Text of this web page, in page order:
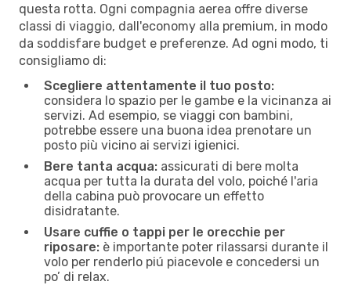
questa rotta. Ogni compagnia aerea offre diverse
classi di viaggio, dall'economy alla premium, in modo
da soddisfare budget e preferenze. Ad ogni modo, ti
consigliamo di:
Scegliere attentamente il tuo posto:
considera lo spazio per le gambe e la vicinanza ai
servizi. Ad esempio, se viaggi con bambini,
potrebbe essere una buona idea prenotare un
posto più vicino ai servizi igienici.
Bere tanta acqua: assicurati di bere molta
acqua per tutta la durata del volo, poiché l'aria
della cabina può provocare un effetto
disidratante.
Usare cuffie o tappi per le orecchie per
riposare: è importante poter rilassarsi durante il
volo per renderlo piú piacevole e concedersi un
po’ di relax.